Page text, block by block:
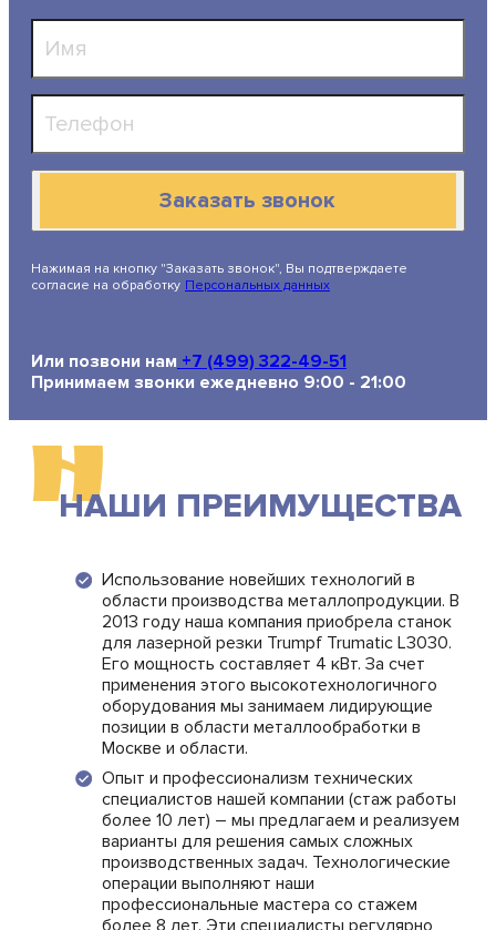
Заказать звонок
Или позвони нам +7 (499) 322-49-51
Принимаем звонки ежедневно 9:00 - 21:00
Нажимая на кнопку "Заказать звонок", Вы подтверждаете
согласие на обработку Персональных данных
Н
НАШИ ПРЕИМУЩЕСТВА
Использование новейших технологий в
области производства металлопродукции. В
2013 году наша компания приобрела станок
для лазерной резки Trumpf Trumatic L3030.
Его мощность составляет 4 кВт. За счет
применения этого высокотехнологичного
оборудования мы занимаем лидирующие
позиции в области металлообработки в
Москве и области.
Опыт и профессионализм технических
специалистов нашей компании (стаж работы
более 10 лет) – мы предлагаем и реализуем
варианты для решения самых сложных
производственных задач. Технологические
операции выполняют наши
профессиональные мастера со стажем
более 8 лет. Эти специалисты регулярно